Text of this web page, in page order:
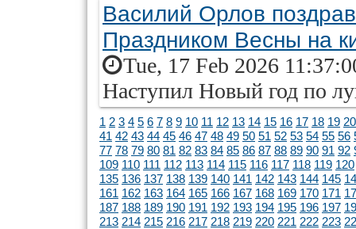
Василий Орлов
Праздником Весны на
Tue, 17 Feb 2026
Наступил Новый год по
1 2 3 4 5 6 7 8 9 10 11 12 13 14 15 16 17 18 19 20
41 42 43 44 45 46 47 48 49 50 51 52 53 54 55 56
77 78 79 80 81 82 83 84 85 86 87 88 89 90 91 92
109 110 111 112 113 114 115 116 117 118 119 120
135 136 137 138 139 140 141 142 143 144 145
161 162 163 164 165 166 167 168 169 170 171
187 188 189 190 191 192 193 194 195 196 197
213 214 215 216 217 218 219 220 221 222 223